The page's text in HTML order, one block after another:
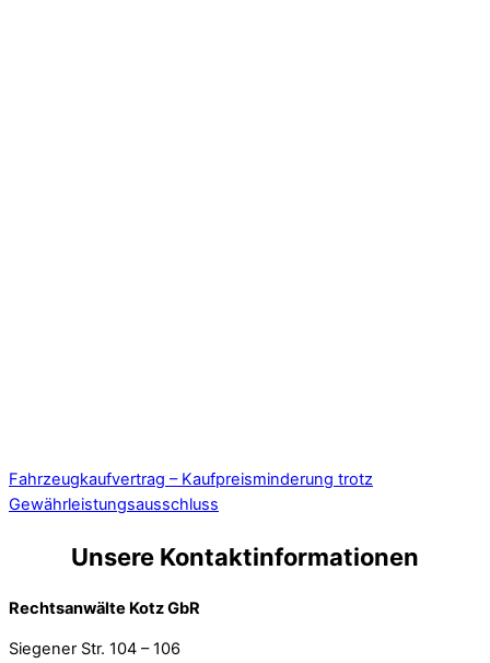
Fahrzeugkaufvertrag – Kaufpreisminderung trotz
Gewährleistungsausschluss
Unsere Kontaktinformationen
Rechtsanwälte Kotz GbR
Siegener Str. 104 – 106